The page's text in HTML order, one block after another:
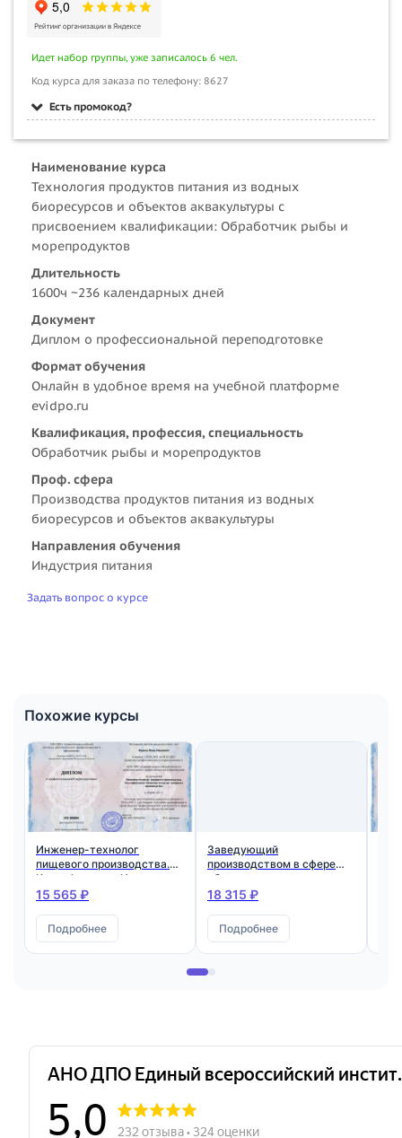
Идет набор группы, уже записалось 6 чел.
Код курса для заказа по телефону: 8627
Есть промокод?
Наименование курса
Технология продуктов питания из водных
биоресурсов и объектов аквакультуры с
присвоением квалификации: Обработчик рыбы и
морепродуктов
Длительность
1600ч ~236 календарных дней
Документ
Диплом о профессиональной переподготовке
Формат обучения
Онлайн в удобное время на учебной платформе
evidpo.ru
Квалификация, профессия, специальность
Обработчик рыбы и морепродуктов
Проф. сфера
Производства продуктов питания из водных
биоресурсов и объектов аквакультуры
Направления обучения
Индустрия питания
Задать вопрос о курсе
Похожие курсы
Инженер-технолог
пищевого производства.
Квалификация: Инженер-
технолог пищевого
15 565 ₽
Подробнее
Заведующий
производством в сфере
общественного питания.
Квалификация: Шеф-повар
18 315 ₽
Подробнее